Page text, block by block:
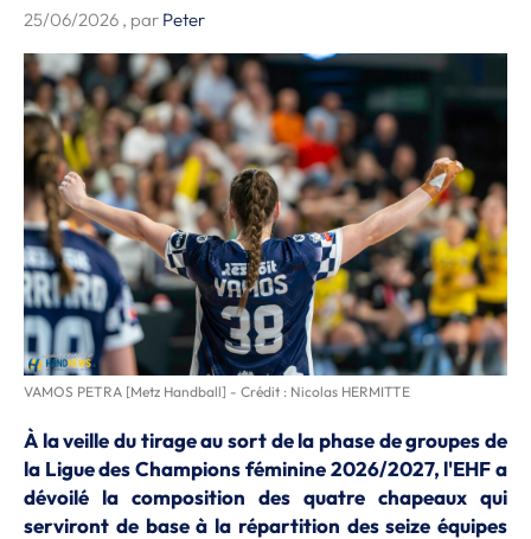
25/06/2026 , par Peter
VAMOS PETRA [Metz Handball] - Crédit : Nicolas HERMITTE
À la veille du tirage au sort de la phase de groupes de
la Ligue des Champions féminine 2026/2027, l'EHF a
dévoilé la composition des quatre chapeaux qui
serviront de base à la répartition des seize équipes